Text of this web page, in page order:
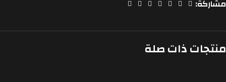
مشاركة:
منتجات ذات صلة